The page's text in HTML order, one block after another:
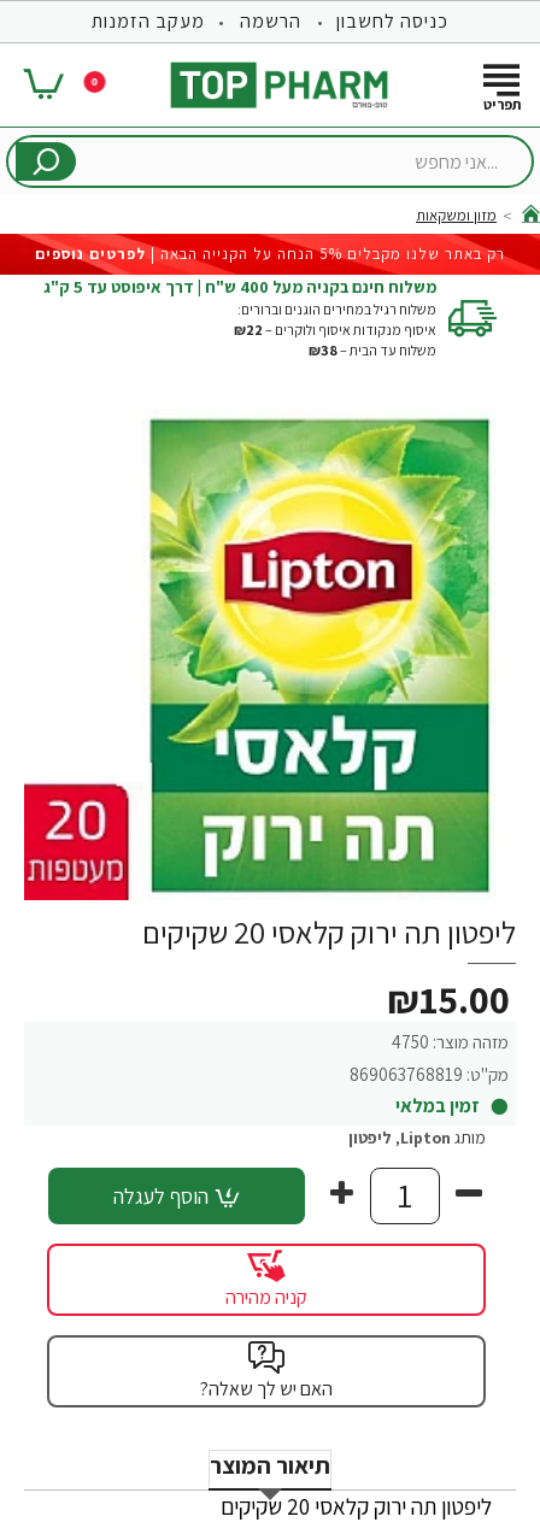
כניסה לחשבון הרשמה מעקב הזמנות
0
...אני
home
מזון ומשקאות
רק באתר שלנו מקבלים 5% הנחה על הקנייה הבאה |
לפרטים נוספים
משלוח חינם בקניה מעל 400 ש"ח | דרך איפוסט עד 5 ק"ג
משלוח רגיל במחירים הוגנים וברורים:
איסוף מנקודות איסוף ולוקרים – ₪22
משלוח עד הבית –₪38
ליפטון תה ירוק קלאסי 20 שקיקים
מזהה מוצר: 4750
מק"ט: 869063768819
זמין במלאי
₪15.00
מותג Lipton
, ליפטון
הוסף לעגלה
קניה מהירה
האם יש לך שאלה?
תיאור המוצר
ליפטון תה ירוק קלאסי 20 שקיקים